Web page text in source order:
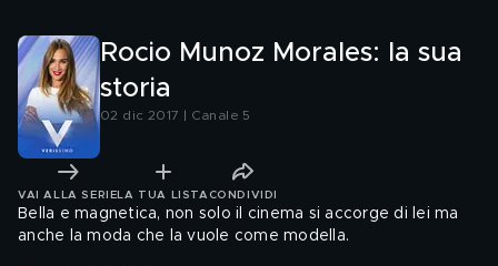
Rocio Munoz Morales: la sua
storia
02 dic 2017 | Canale 5
VAI ALLA SERIE LA TUA LISTA CONDIVIDI
Bella e magnetica, non solo il cinema si accorge di lei ma
anche la moda che la vuole come modella.